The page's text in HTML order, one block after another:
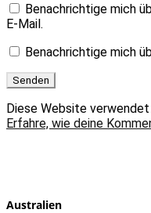
Benachrichtige mich
E-Mail.
Benachrichtige mich
Diese Website verwendet
Erfahre, wie deine
Australien